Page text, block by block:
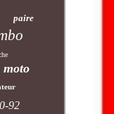
paire
moto
92